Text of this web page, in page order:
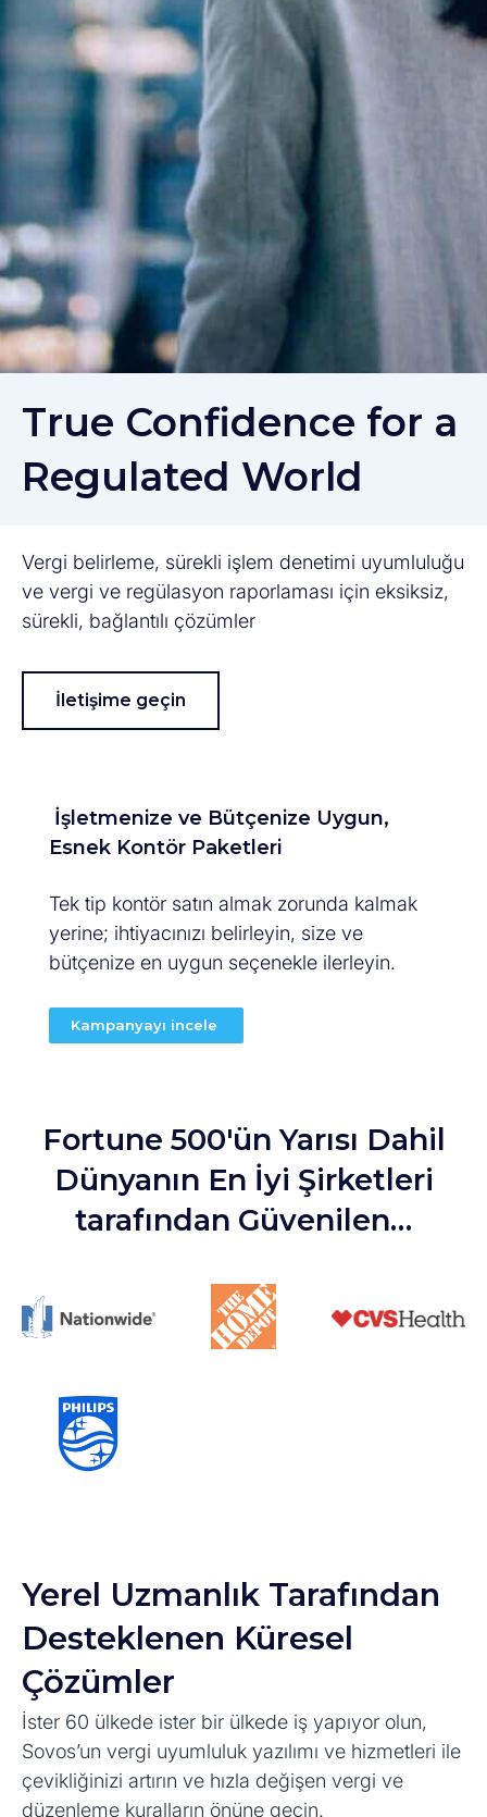
True Confidence for a
Regulated World
Vergi belirleme, sürekli işlem denetimi uyumluluğu
ve vergi ve regülasyon raporlaması için eksiksiz,
sürekli, bağlantılı çözümler
İletişime geçin
İşletmenize ve Bütçenize Uygun,
Esnek Kontör Paketleri
Tek tip kontör satın almak zorunda kalmak
yerine; ihtiyacınızı belirleyin, size ve
bütçenize en uygun seçenekle ilerleyin.
Kampanyayı incele
Fortune 500'ün Yarısı Dahil
Dünyanın En İyi Şirketleri
tarafından Güvenilen…
Yerel Uzmanlık Tarafından
Desteklenen Küresel
Çözümler
İster 60 ülkede ister bir ülkede iş yapıyor olun,
Sovos’un vergi uyumluluk yazılımı ve hizmetleri ile
çevikliğinizi artırın ve hızla değişen vergi ve
düzenleme kuralların önüne geçin.